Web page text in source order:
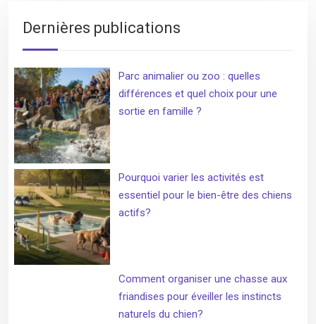
Dernières publications
Parc animalier ou zoo : quelles
différences et quel choix pour une
sortie en famille ?
Pourquoi varier les activités est
essentiel pour le bien-être des chiens
actifs?
Comment organiser une chasse aux
friandises pour éveiller les instincts
naturels du chien?